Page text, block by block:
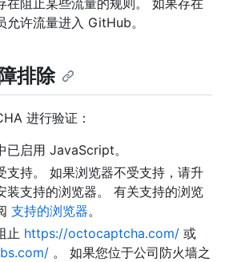
在阻止某些流量的规则。 如果存在
许流量进入 GitHub。
排除
进行验证：
已启用 JavaScript。
支持。 如果浏览器不受支持，请升
装支持的浏览器。 有关支持的浏览
支持的浏览器。
止 https://octocaptcha.com/ 或
。 如果您位于公司防火墙之